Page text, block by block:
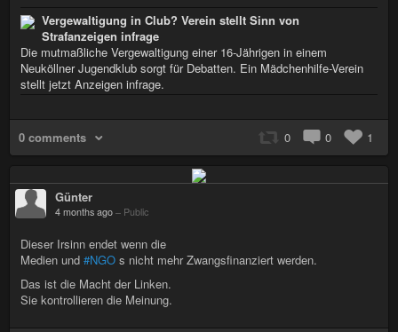
Vergewaltigung in Club? Verein stellt Sinn von
Strafanzeigen infrage
Die mutmaßliche Vergewaltigung einer 16-Jährigen in einem
Neuköllner Jugendklub sorgt für Debatten. Ein Mädchenhilfe-Verein
stellt jetzt Anzeigen infrage.
0 comments 0 0 1
Günter
4 months ago – Public
Dieser Irsinn endet wenn die
Medien und #NGO s nicht mehr Zwangsfinanziert werden.
Das ist die Macht der Linken.
Sie kontrollieren die Meinung.